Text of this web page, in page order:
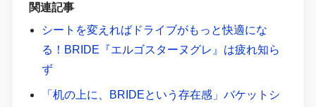
関連記事
シートを変えればドライブがもっと快適にな
る！BRIDE『エルゴスターヌグレ』は疲れ知ら
ず
「机の上に、BRIDEという存在感」バケットシ